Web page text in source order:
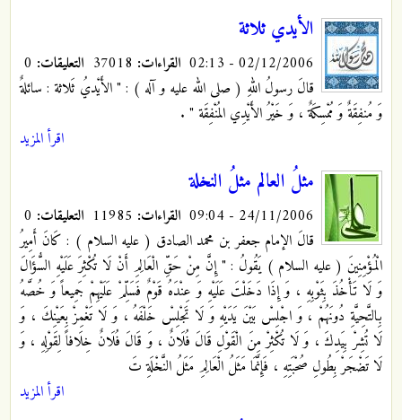
الأيدي ثلاثة
02/12/2006 - 02:13 القراءات: التعليقات:
قالَ رسولُ اللهِ ( صلى الله عليه و آله ) : " الأَيْديُ ثَلاثة : سائلةٌ
وَ مُنفِقَةٌ وَ مُمْسِكَةٌ ، وَ خَيْرُ الأَيْدِي المُنْفِقَة " .
اقرأ المزيد
مثلُ العالم مثلُ النخلة
24/11/2006 - 09:04 القراءات: التعليقات:
قالَ الإمام جعفر بن محمد الصادق ( عليه السلام ) : كَانَ أَمِيرُ
الْمُؤْمِنِينَ ( عليه السلام ) يَقُولُ : " إِنَّ مِنْ حَقِّ الْعَالِمِ أَنْ لَا تُكْثِرَ عَلَيْهِ السُّؤَالَ
وَ لَا تَأْخُذَ بِثَوْبِهِ ، وَ إِذَا دَخَلْتَ عَلَيْهِ وَ عِنْدَهُ قَوْمٌ فَسَلِّمْ عَلَيْهِمْ جَمِيعاً وَ خُصَّهُ
بِالتَّحِيَّةِ دُونَهُمْ ، وَ اجْلِسْ بَيْنَ يَدَيْهِ وَ لَا تَجْلِسْ خَلْفَهُ ، وَ لَا تَغْمِزْ بِعَيْنِكَ ، وَ
لَا تُشِرْ بِيَدِكَ ، وَ لَا تُكْثِرْ مِنَ الْقَوْلِ قَالَ فُلَانٌ ، وَ قَالَ فُلَانٌ خِلَافاً لِقَوْلِهِ ، وَ
لَا تَضْجَرْ بِطُولِ صُحْبَتِهِ ، فَإِنَّمَا مَثَلُ الْعَالِمِ مَثَلُ النَّخْلَةِ تَ
اقرأ المزيد